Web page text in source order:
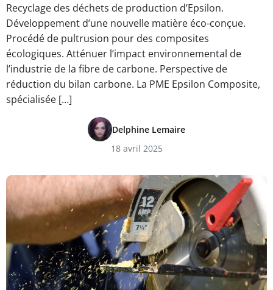
Recyclage des déchets de production d’Epsilon.
Développement d’une nouvelle matière éco-conçue.
Procédé de pultrusion pour des composites
écologiques. Atténuer l’impact environnemental de
l’industrie de la fibre de carbone. Perspective de
réduction du bilan carbone. La PME Epsilon Composite,
spécialisée […]
Delphine Lemaire
18 avril 2025